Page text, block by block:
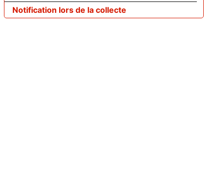
Notification lors de la collecte